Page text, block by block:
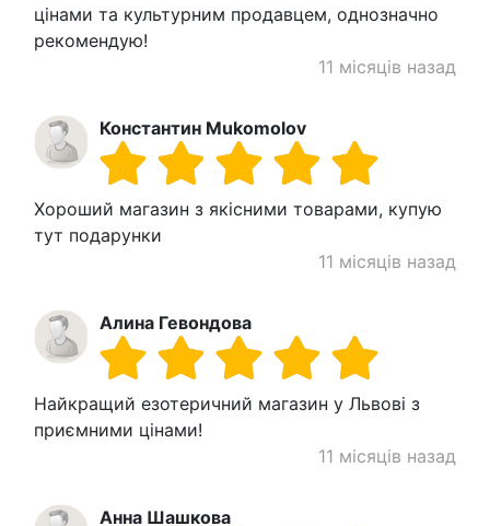
цінами та культурним продавцем, однозначно
рекомендую!
11 місяців назад
Константин Mukomolov
Хороший магазин з якісними товарами, купую
тут подарунки
11 місяців назад
Алина Гевондова
Найкращий езотеричний магазин у Львові з
приємними цінами!
11 місяців назад
Анна Шашкова